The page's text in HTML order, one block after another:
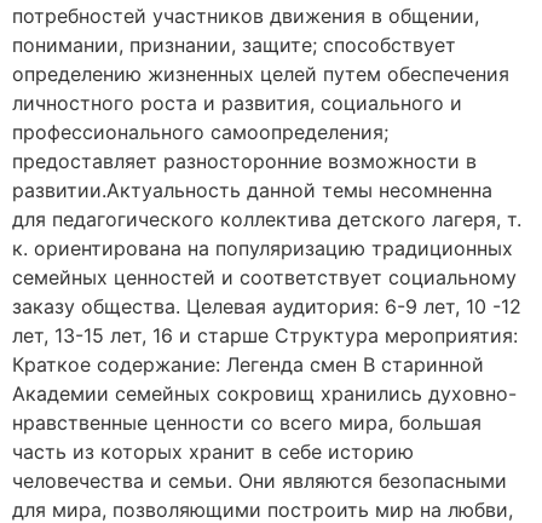
потребностей участников движения в общении,
понимании, признании, защите; способствует
определению жизненных целей путем обеспечения
личностного роста и развития, социального и
профессионального самоопределения;
предоставляет разносторонние возможности в
развитии.Актуальность данной темы несомненна
для педагогического коллектива детского лагеря, т.
к. ориентирована на популяризацию традиционных
семейных ценностей и соответствует социальному
заказу общества. Целевая аудитория: 6-9 лет, 10 -12
лет, 13-15 лет, 16 и старше Структура мероприятия:
Краткое содержание: Легенда смен В старинной
Академии семейных сокровищ хранились духовно-
нравственные ценности со всего мира, большая
часть из которых хранит в себе историю
человечества и семьи. Они являются безопасными
для мира, позволяющими построить мир на любви,